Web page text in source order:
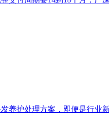
养护处理方案，即便是行业